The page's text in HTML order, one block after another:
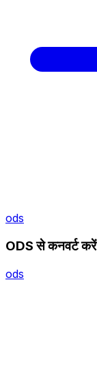
ods
ODS से कनवर्ट करें
ods